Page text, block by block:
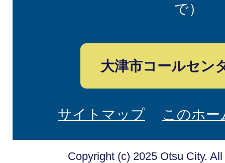
で）
大津市コールセン
サイトマップ このホ
Copyright (c) 2025 Otsu City.